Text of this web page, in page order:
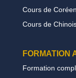
Cours de Coréen
Cours de
FORMATION
Formation